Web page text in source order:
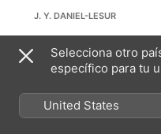
J. Y. DANIEL-LESUR
Elegie
Folkwang Gitarren Duo
JOLIVET: SERENADE
Selecciona otro
específico para tu
United States